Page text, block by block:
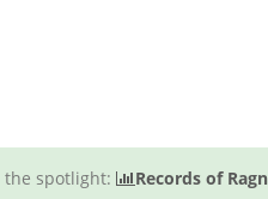
the spotlight: Records of